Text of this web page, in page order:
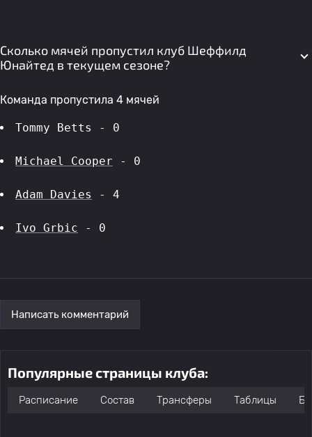
Сколько мячей пропустил клуб Шеффилд
Юнайтед в текущем сезоне?
Команда пропустила 4 мячей
Tommy Betts - 0
Michael Cooper - 0
Adam Davies - 4
Ivo Grbic - 0
Написать комментарий
Популярные страницы клуба:
Расписание Состав Трансферы Таблицы